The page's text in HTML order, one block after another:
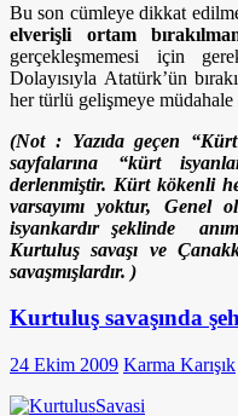
Bu son cümleye dikkat
elverişli ortam
gerçekleşmemesi için
Dolayısıyla Atatürk’ün
her türlü gelişmeye müdahale
(Not : Yazıda geçen
sayfalarına “kürt
derlenmiştir. Kürt kökenli
varsayımı yoktur, Genel
isyankardır şeklinde
Kurtuluş savaşı ve
savaşmışlardır. )
Kurtuluş savaşında
24 Ekim 2009 Karma Karışık